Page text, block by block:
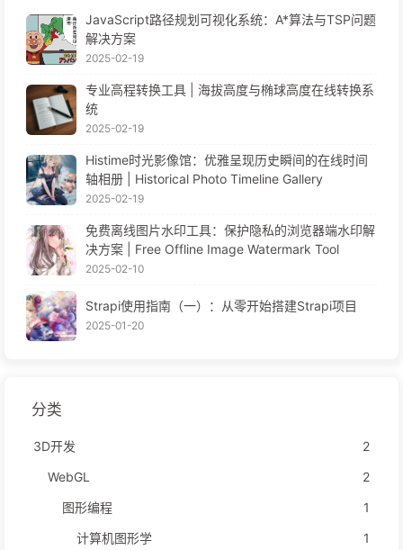
JavaScript路径规划可视化系统：A*算法与TSP问题
解决方案
2025-02-19
专业高程转换工具 | 海拔高度与椭球高度在线转换系
统
2025-02-19
Histime时光影像馆：优雅呈现历史瞬间的在线时间
轴相册 | Historical Photo Timeline Gallery
2025-02-19
免费离线图片水印工具：保护隐私的浏览器端水印解
决方案 | Free Offline Image Watermark Tool
2025-02-10
Strapi使用指南（一）：从零开始搭建Strapi项目
2025-01-20
分类
3D开发
2
WebGL
2
图形编程
1
计算机图形学
1